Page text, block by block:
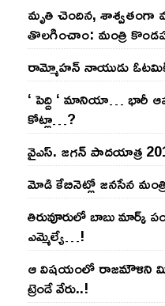
మృతి చెందిన, శాశ్వతంగా
తొల‌గించాం: మంత్రి
రామ్మోహ‌న్ నాయుడు ఓట‌మికి
‘ పెద్ది ‘ మానియా… భారీ
కోట్లా…?
వైఎస్‌. జ‌గ‌న్ పాద‌యాత్ర
మోడి కేబినెట్లో జ‌నసేన
తిరువూరులో బాబు మార్క్
ఎమ్మెల్యే…!
ఆ విష‌యంలో రాజ‌మౌళిని
ట్రెండే వేరు..!